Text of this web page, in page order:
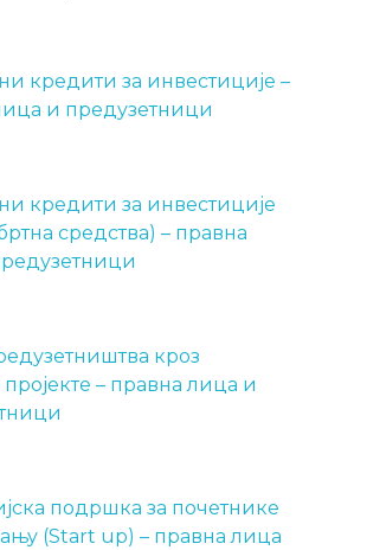
кредити за инвестиције –
и предузетници
кредити за инвестиције
средства) – правна
кроз
пројекте – правна лица и
подршка за почетнике
(Start up) – правна лица